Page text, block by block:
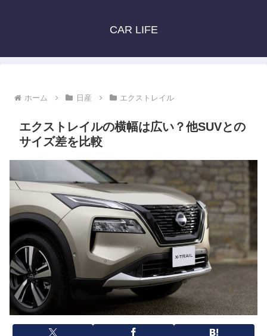
CAR LIFE
ホーム 日産 エクストレイル
エクストレイルの横幅は広い？他SUVとの
サイズ差を比較